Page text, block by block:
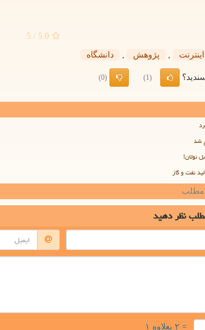
5.0
/ 5
اینترنت , پژوهش , دانشگاه
(1)
(0)
شد
نولان!
نفت و گاز
مطلب
نظر دهید
= ۲ بعلاوه ۱